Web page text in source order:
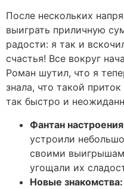
После нескольких
выиграть приличную
радости: я так и
счастья! Все вокруг
Роман шутил, что я
знала, что такой
так быстро и
Фантан
устроили
своими
угощали их
Новые знакомства: